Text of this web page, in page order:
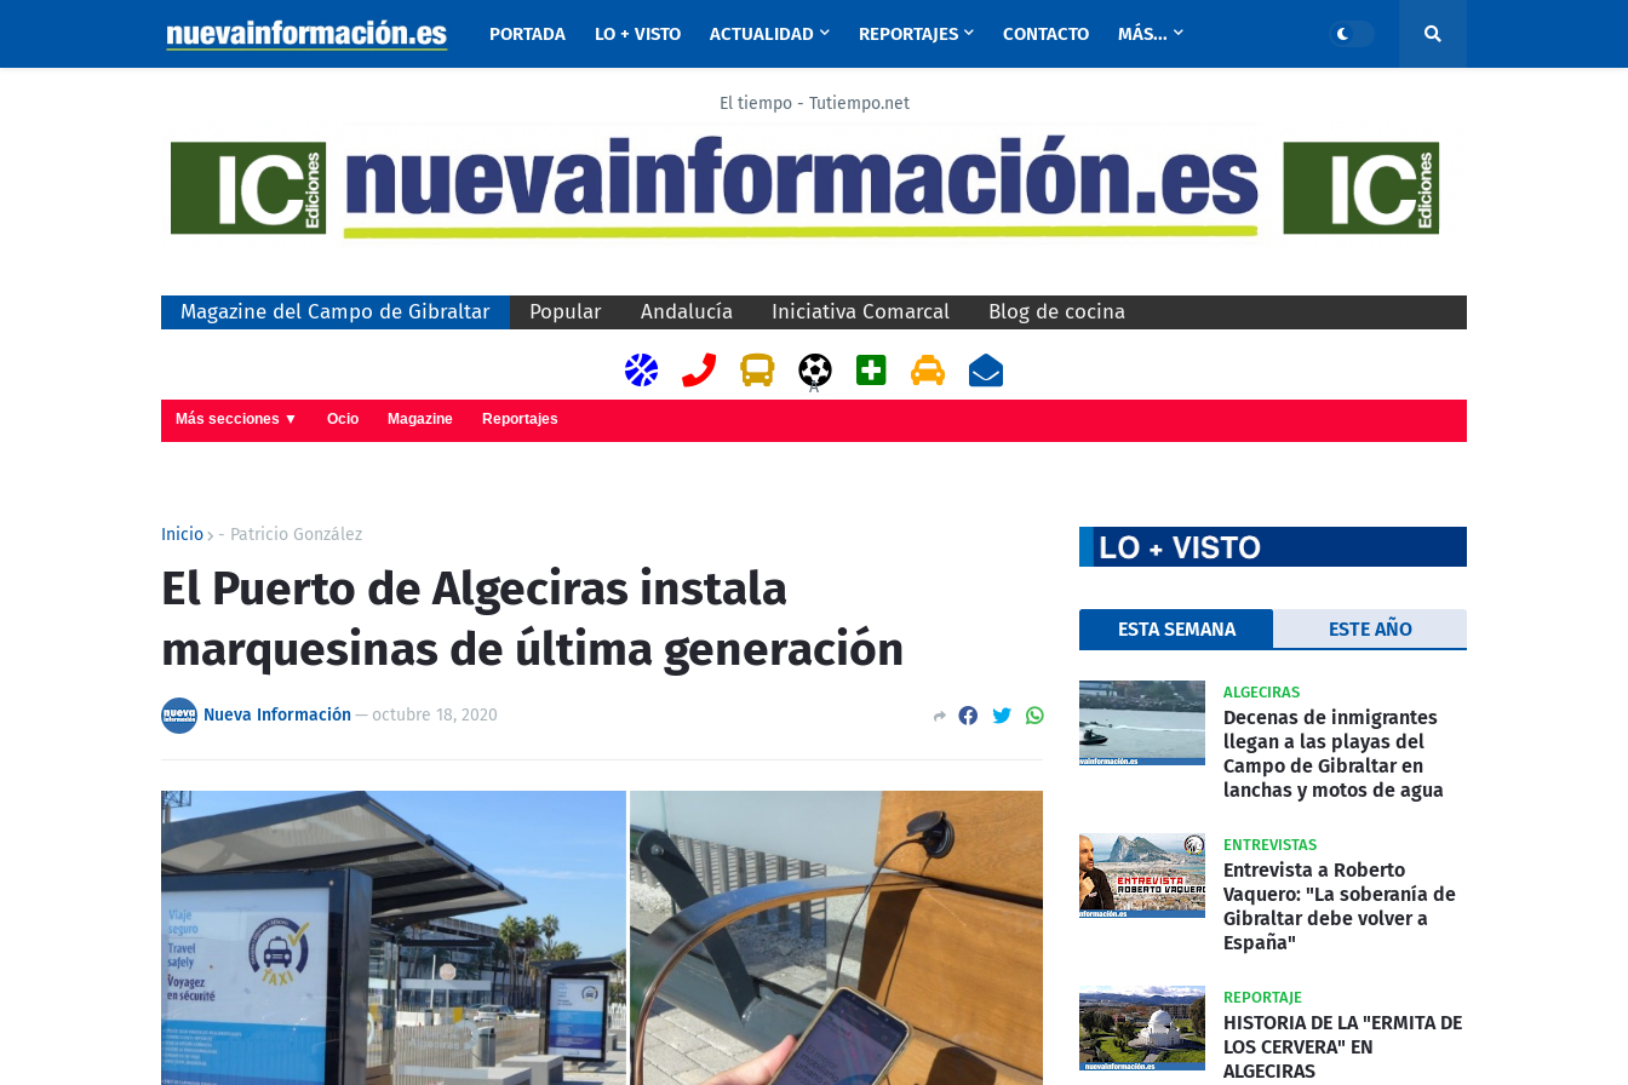
PORTADA LO + VISTO ACTUALIDAD REPORTAJES CONTACTO MÁS...
El tiempo - Tutiempo.net
Magazine del Campo de Gibraltar Popular Andalucía Iniciativa Comarcal Blog de cocina
A
Más secciones ▼ Ocio Magazine Reportajes
Inicio - Patricio González
El Puerto de Algeciras instala
marquesinas de última generación
Nueva Información— octubre 18, 2020
ESTA SEMANA ESTE AÑO
ALGECIRAS
Decenas de inmigrantes
llegan a las playas del
Campo de Gibraltar en
lanchas y motos de agua
ENTREVISTAS
Entrevista a Roberto
Vaquero: "La soberanía de
Gibraltar debe volver a
España"
REPORTAJE
HISTORIA DE LA "ERMITA DE
LOS CERVERA" EN
ALGECIRAS